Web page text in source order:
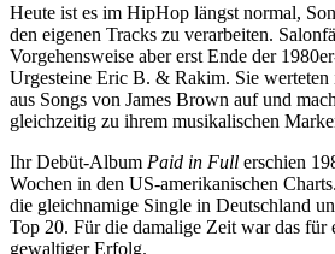
Heute ist es im HipHop längst normal,
den eigenen Tracks zu verarbeiten.
Vorgehensweise aber erst Ende der
Urgesteine Eric B. & Rakim. Sie werteten
aus Songs von James Brown auf und
gleichzeitig zu ihrem musikalischen
Ihr Debüt-Album Paid in Full erschien
Wochen in den US-amerikanischen
die gleichnamige Single in Deutschland
Top 20. Für die damalige Zeit war das
gewaltiger Erfolg.